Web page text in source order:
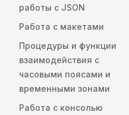
работы с JSON
Работа с макетами
Процедуры и функции
взаимодействия с
часовыми поясами и
временными зонами
Работа с консолью